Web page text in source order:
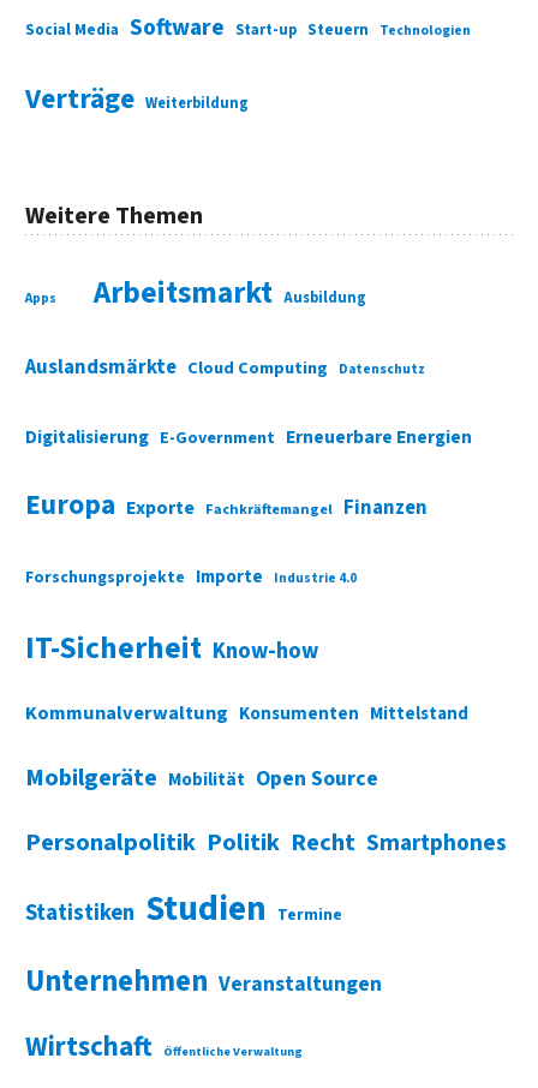
Social Media Software Start-up Steuern Technologien
Verträge Weiterbildung
Weitere Themen
Apps Arbeitsmarkt Ausbildung
Auslandsmärkte Cloud Computing Datenschutz
Digitalisierung E-Government Erneuerbare Energien
Europa Exporte Fachkräftemangel Finanzen
Forschungsprojekte Importe Industrie 4.0
IT-Sicherheit Know-how
Kommunalverwaltung Konsumenten Mittelstand
Mobilgeräte Mobilität Open Source
Personalpolitik Politik Recht Smartphones
Statistiken Studien Termine
Unternehmen Veranstaltungen
Wirtschaft Öffentliche Verwaltung